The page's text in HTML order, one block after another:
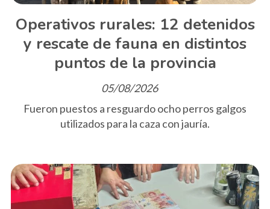
Operativos rurales: 12 detenidos
y rescate de fauna en distintos
puntos de la provincia
05/08/2026
Fueron puestos a resguardo ocho perros galgos
utilizados para la caza con jauría.